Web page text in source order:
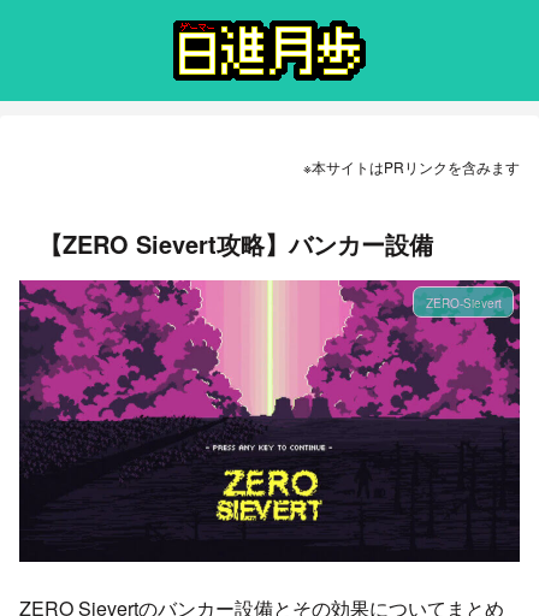
※本サイトはPRリンクを含みます
【ZERO Sievert攻略】バンカー設備
ZERO-Sievert
ZERO Sievertのバンカー設備とその効果についてまとめ